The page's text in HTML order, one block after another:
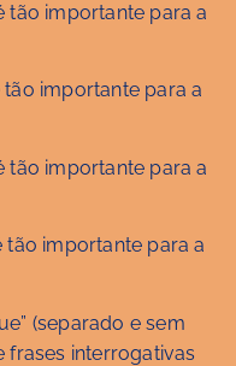
tão importante para a
importante para a
tão importante para a
tão importante para a
(separado e sem
frases interrogativas